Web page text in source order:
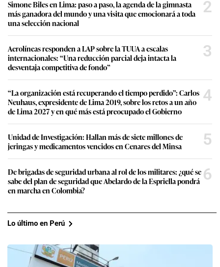
Simone Biles en Lima: paso a paso, la agenda de la gimnasta
más ganadora del mundo y una visita que emocionará a toda
una selección nacional
2
Aerolíneas responden a LAP sobre la TUUA a escalas
internacionales: “Una reducción parcial deja intacta la
desventaja competitiva de fondo”
3
“La organización está recuperando el tiempo perdido”: Carlos
Neuhaus, expresidente de Lima 2019, sobre los retos a un año
de Lima 2027 y en qué más está preocupado el Gobierno
4
Unidad de Investigación: Hallan más de siete millones de
jeringas y medicamentos vencidos en Cenares del Minsa
5
De brigadas de seguridad urbana al rol de los militares: ¿qué se
sabe del plan de seguridad que Abelardo de la Espriella pondrá
en marcha en Colombia?
6
Lo último en Perú